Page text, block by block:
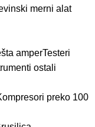
merni alat
amperTesteri
ostali
preko 100